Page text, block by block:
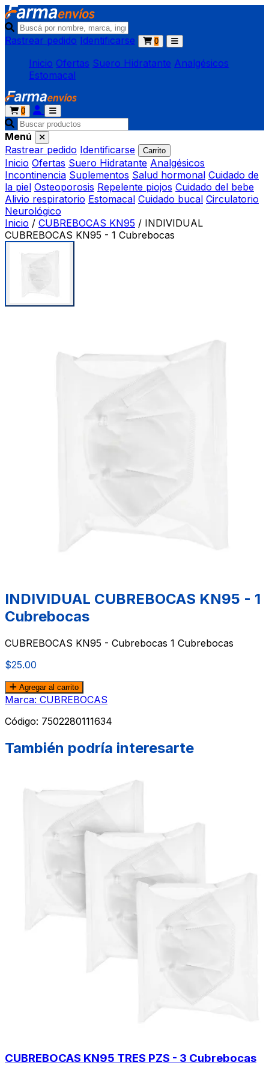
Rastrear pedido Identificarse 0
Inicio Ofertas Suero Hidratante Analgésicos
Estomacal
0
Menú
Rastrear pedido Identificarse Carrito
Inicio Ofertas Suero Hidratante Analgésicos
Incontinencia Suplementos Salud hormonal Cuidado de
la piel Osteoporosis Repelente piojos Cuidado del bebe
Alivio respiratorio Estomacal Cuidado bucal Circulatorio
Neurológico
Inicio / CUBREBOCAS KN95 / INDIVIDUAL
CUBREBOCAS KN95 - 1 Cubrebocas
INDIVIDUAL CUBREBOCAS KN95 - 1
Cubrebocas
CUBREBOCAS KN95 - Cubrebocas 1 Cubrebocas
$25.00
Agregar al carrito
Marca: CUBREBOCAS
Código: 7502280111634
También podría interesarte
CUBREBOCAS KN95 TRES PZS - 3 Cubrebocas